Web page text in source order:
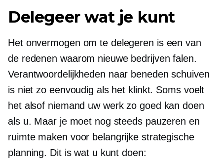
Delegeer wat je kunt
Het onvermogen om te delegeren is een van
de redenen waarom nieuwe bedrijven falen.
Verantwoordelijkheden naar beneden schuiven
is niet zo eenvoudig als het klinkt. Soms voelt
het alsof niemand uw werk zo goed kan doen
als u. Maar je moet nog steeds pauzeren en
ruimte maken voor belangrijke strategische
planning. Dit is wat u kunt doen: